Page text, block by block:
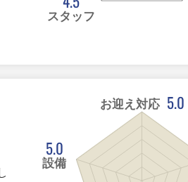
スタッフ
お迎え対応 5.0
5.0
設備